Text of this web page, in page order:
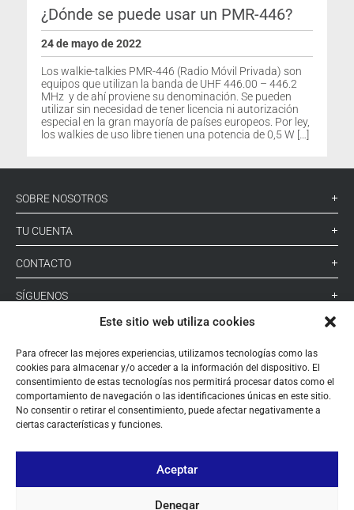
Este sitio web utiliza cookies
Para ofrecer las mejores experiencias, utilizamos tecnologías como las
cookies para almacenar y/o acceder a la información del dispositivo. El
consentimiento de estas tecnologías nos permitirá procesar datos como el
comportamiento de navegación o las identificaciones únicas en este sitio.
No consentir o retirar el consentimiento, puede afectar negativamente a
ciertas características y funciones.
Aceptar
Denegar
¿Dónde se puede usar un PMR-446?
24 de mayo de 2022
Los walkie-talkies PMR-446 (Radio Móvil Privada) son
equipos que utilizan la banda de UHF 446.00 – 446.2
MHz y de ahí proviene su denominación. Se pueden
utilizar sin necesidad de tener licencia ni autorización
especial en la gran mayoría de países europeos. Por ley,
los walkies de uso libre tienen una potencia de 0,5 W […]
SOBRE NOSOTROS
TU CUENTA
CONTACTO
SÍGUENOS
+ 34 933 348 800
info@pihernz.com
Linkedin
Instagram